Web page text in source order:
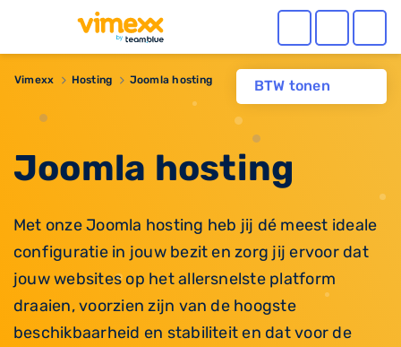
BTW tonen
Vimexx Hosting Joomla hosting
Joomla hosting
Met onze Joomla hosting heb jij dé meest ideale
configuratie in jouw bezit en zorg jij ervoor dat
jouw websites op het allersnelste platform
draaien, voorzien zijn van de hoogste
beschikbaarheid en stabiliteit en dat voor de